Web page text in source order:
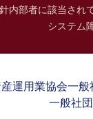
内部者に該当され
システム
運用業協会一般
一般社